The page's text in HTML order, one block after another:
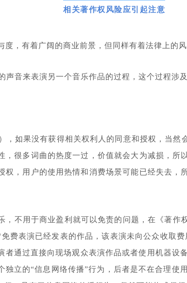
相关著作权风险应引起注意
，有着广阔的商业前景，但同样有着法律上的
音来表演另一个音乐作品的过程，这个过程涉
如果没有获得相关权利人的同意和授权，当然
很多词曲的热度一过，价值就会大为减损，所
权，用户的使用热情和消费场景可能已经失去
不用于商业盈利就可以免责的问题，在《著作
费表演已经发表的作品，该表演未向公众收取
通过直接向现场观众表演作品或者使用机器设
立的“信息网络传播”行为，后者是不在合理